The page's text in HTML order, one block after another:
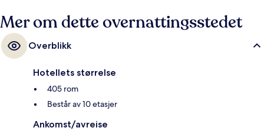
Mer om dette overnattingsstedet
Overblikk
Hotellets størrelse
405 rom
Består av 10 etasjer
Ankomst/avreise